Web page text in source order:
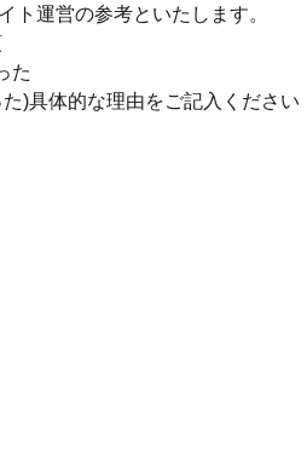
ト運営の参考といたします。
た
)具体的な理由をご記入ください